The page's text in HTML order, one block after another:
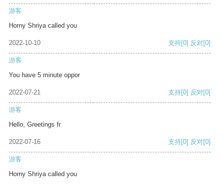
游客
Horny Shriya called you
2022-10-10 支持[0] 反对[0]
游客
You have 5 minute oppor
2022-07-21 支持[0] 反对[0]
游客
Hello, Greetings fr
2022-07-16 支持[0] 反对[0]
游客
Horny Shriya called you